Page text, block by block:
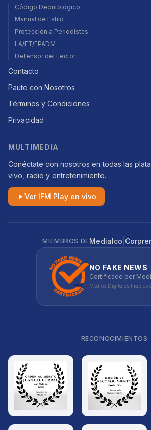
Código Deontológico
Manual de Estilo
Protección a Periodistas
LA/FT/FPADM
Defensor del Lector
Contacto
Paute con Nosotros
Términos y Condiciones
Privacidad
MULTIMEDIA
Conéctate con nosotros en todas las
vivo, radio y entretenimiento.
Ver IFM Play en vivo
MIEMBROS DEMedialco
NO FAKE NEWS
Certificado por
Medios Digitales Fiables
RECONOCIMIENTOS